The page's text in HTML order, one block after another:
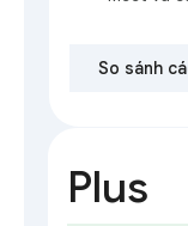
So sánh
Plus